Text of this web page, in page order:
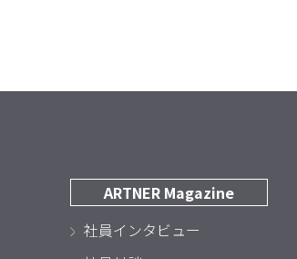
ARTNER Magazine
社員インタビュー